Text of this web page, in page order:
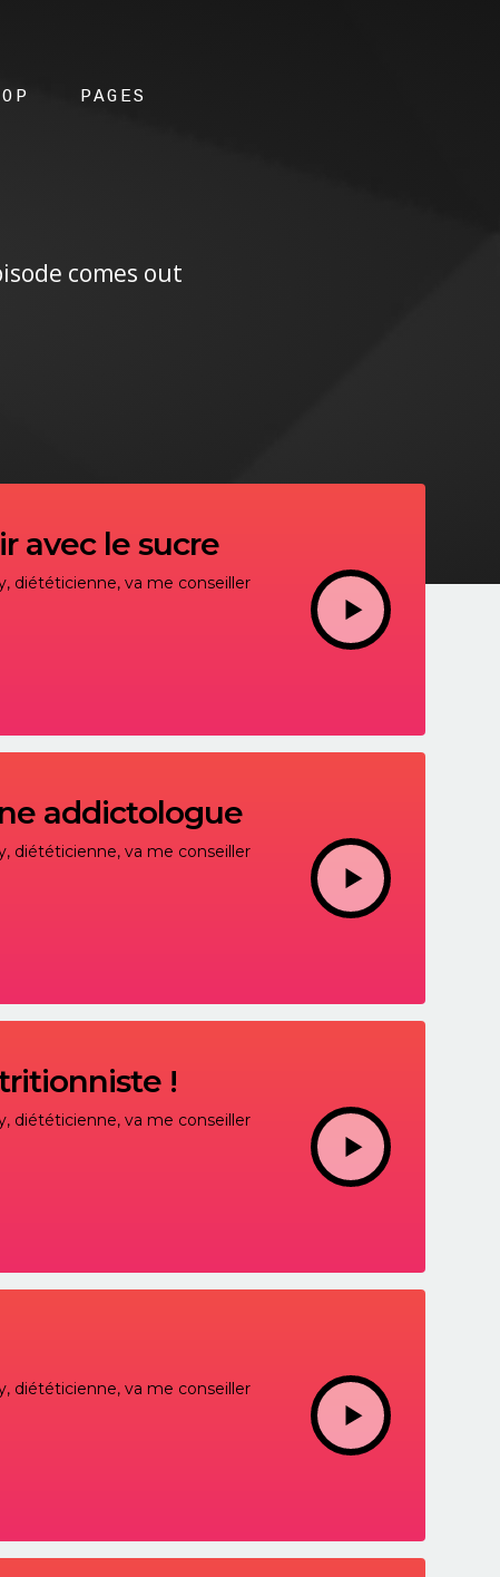
PAGES
comes out
avec le sucre
diététicienne, va me conseiller
addictologue
diététicienne, va me conseiller
!
diététicienne, va me conseiller
diététicienne, va me conseiller